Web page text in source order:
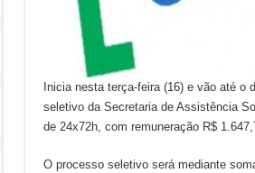
Inicia nesta terça-feira (16) e vão até o
seletivo da Secretaria de Assistência
de 24x72h, com remuneração R$
O processo seletivo será mediante